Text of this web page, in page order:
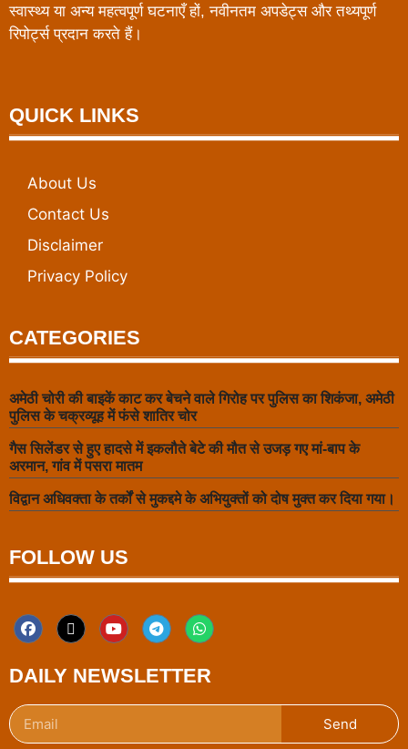
स्वास्थ्य या अन्य महत्वपूर्ण घटनाएँ हों, नवीनतम अपडेट्स और तथ्यपूर्ण
रिपोर्ट्स प्रदान करते हैं।
QUICK LINKS
About Us
Contact Us
Disclaimer
Privacy Policy
CATEGORIES
अमेठी चोरी की बाइकें काट कर बेचने वाले गिरोह पर पुलिस का शिकंजा, अमेठी
पुलिस के चक्रव्यूह में फंसे शातिर चोर
गैस सिलेंडर से हुए हादसे में इकलौते बेटे की मौत से उजड़ गए मां-बाप के
अरमान, गांव में पसरा मातम
विद्वान अधिवक्ता के तर्कों से मुकद्दमे के अभियुक्तों को दोष मुक्त कर दिया गया।
FOLLOW US
DAILY NEWSLETTER
Send